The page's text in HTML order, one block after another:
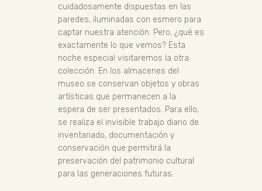
cuidadosamente dispuestas en las
paredes, iluminadas con esmero para
captar nuestra atención. Pero, ¿qué es
exactamente lo que vemos? Esta
noche especial visitaremos la otra
colección. En los almacenes del
museo se conservan objetos y obras
artísticas que permanecen a la
espera de ser presentados. Para ello,
se realiza el invisible trabajo diario de
inventariado, documentación y
conservación que permitirá la
preservación del patrimonio cultural
para las generaciones futuras.